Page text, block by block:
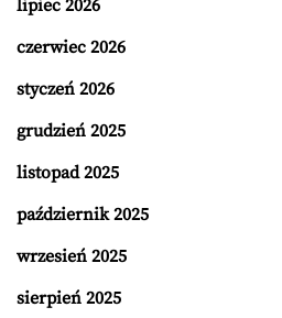
lipiec 2026
czerwiec 2026
styczeń 2026
grudzień 2025
listopad 2025
październik 2025
wrzesień 2025
sierpień 2025